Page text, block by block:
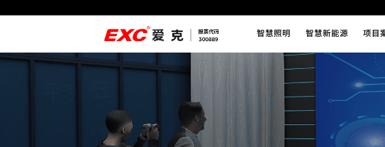
智慧照明 智慧新能源 项目